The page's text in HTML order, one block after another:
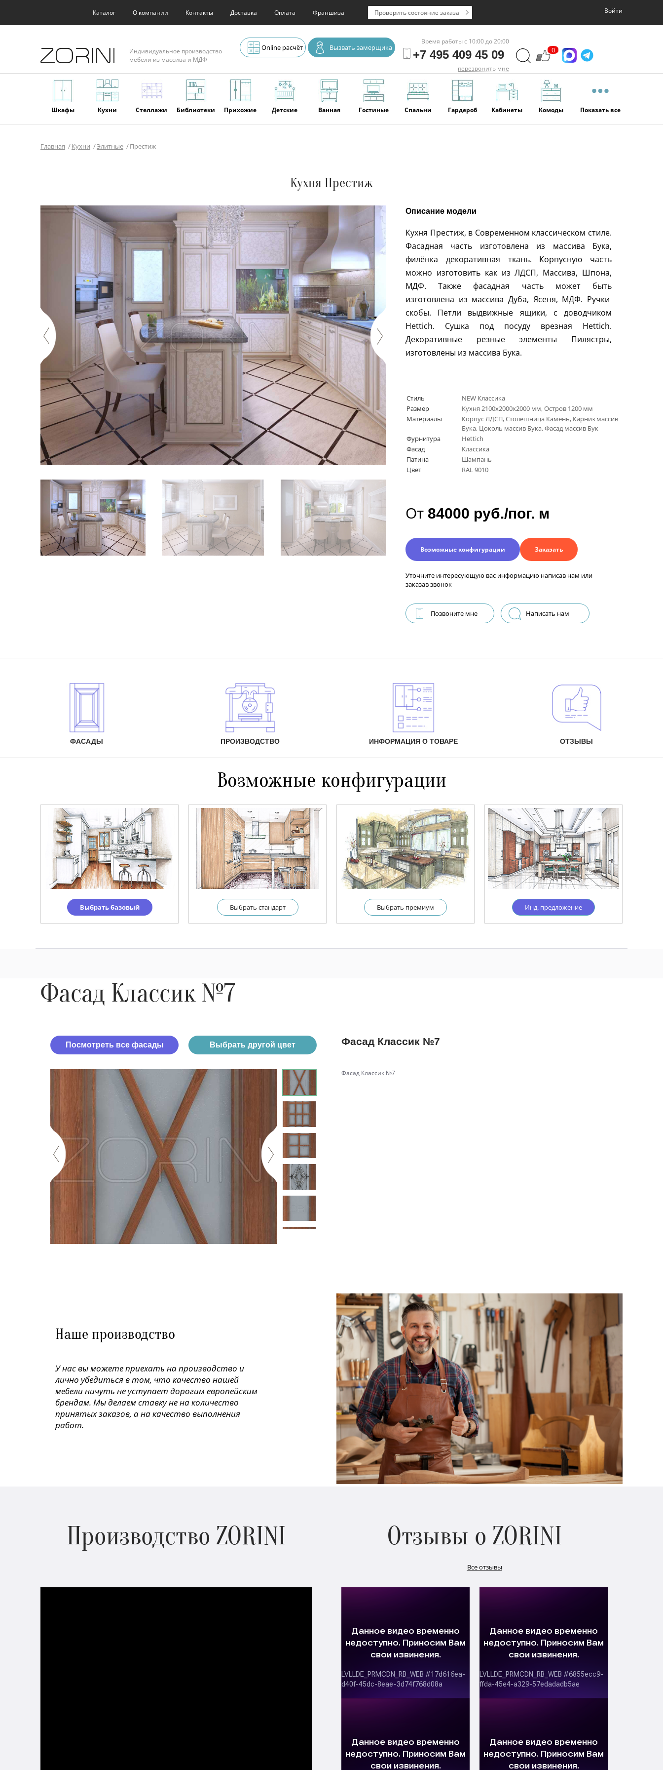
Каталог О компании Контакты Доставка Оплата Франшиза Войти
Проверить состояние заказа
Индивидуальное производство
мебели из массива и МДФ
Online расчёт Вызвать замерщика
Время работы с 10:00 до 20:00
+7 495 409 45 09
перезвонить мне
0
Шкафы Кухни Стеллажи Библиотеки Прихожие Детские Ванная Гостиные Спальни Гардероб Кабинеты Комоды Показать все
Главная Кухни Элитные Престиж
Кухня Престиж
Описание модели
Кухня Престиж, в Современном классическом стиле.
Фасадная часть изготовлена из массива Бука,
филёнка декоративная ткань. Корпусную часть
можно изготовить как из ЛДСП, Массива, Шпона,
МДФ. Также фасадная часть может быть
изготовлена из массива Дуба, Ясеня, МДФ. Ручки
скобы. Петли выдвижные ящики, с доводчиком
Hettich. Сушка под посуду врезная Hettich.
Декоративные резные элементы Пилястры,
изготовлены из массива Бука.
Стиль
NEW Классика
Размер
Кухня 2100х2000х2000 мм, Остров 1200 мм
Материалы
Корпус ЛДСП, Столешница Камень, Карниз массив
Бука, Цоколь массив Бука. Фасад массив Бук
Фурнитура
Hettich
Фасад
Классика
Патина
Шампань
Цвет
RAL 9010
От 84000 руб./пог. м
Возможные конфигурации Заказать
Уточните интересующую вас информацию написав нам или
заказав звонок
Позвоните мне Написать нам
ФАСАДЫ ПРОИЗВОДСТВО ИНФОРМАЦИЯ О ТОВАРЕ ОТЗЫВЫ
Возможные конфигурации
Выбрать базовый Выбрать cтандарт Выбрать премиум Инд. предложение
Фасад Классик №7
Посмотреть все фасады Выбрать другой цвет Фасад Классик №7
Фасад Классик №7
Наше производство
У нас вы можете приехать на производство и
лично убедиться в том, что качество нашей
мебели ничуть не уступает дорогим европейским
брендам. Мы делаем ставку не на количество
принятых заказов, а на качество выполнения
работ.
Производство ZORINI Отзывы о ZORINI
Все отзывы